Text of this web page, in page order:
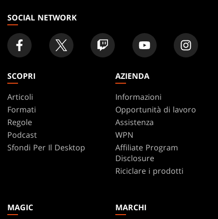
SOCIAL NETWORK
SCOPRI
Articoli
Formati
Regole
Podcast
Sfondi Per Il Desktop
AZIENDA
Informazioni
Opportunità di lavoro
Assistenza
WPN
Affiliate Program
Disclosure
Riciclare i prodotti
MAGIC
MARCHI